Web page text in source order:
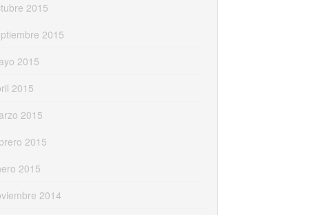
2015
2015
2015
2015
2015
2015
2015
2014